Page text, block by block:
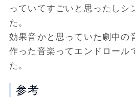
っていてすごいと思ったしシ
た。
効果音かと思っていた劇中の
作った音楽ってエンドロール
た。
参考